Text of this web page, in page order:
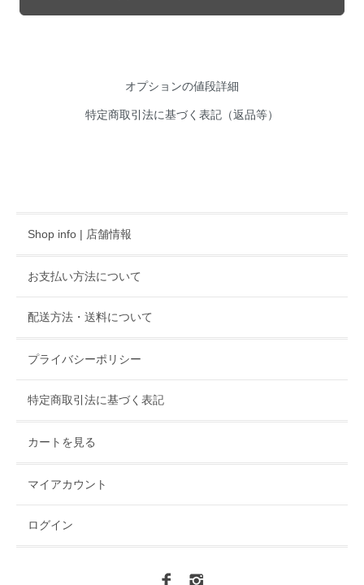
オプションの値段詳細
特定商取引法に基づく表記（返品等）
Shop info | 店舗情報
お支払い方法について
配送方法・送料について
プライバシーポリシー
特定商取引法に基づく表記
カートを見る
マイアカウント
ログイン